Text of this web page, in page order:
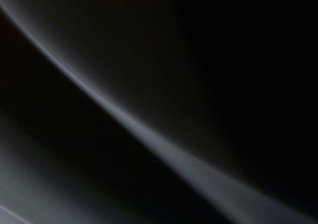
COMMUNAUTE DE COMMUNES.COM
LA RADIO DES LOULOUS